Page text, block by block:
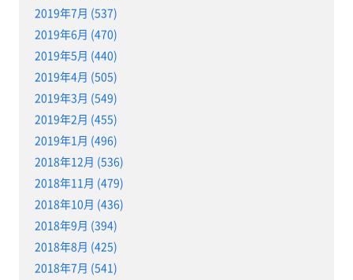
2019年7月 (537)
2019年6月 (470)
2019年5月 (440)
2019年4月 (505)
2019年3月 (549)
2019年2月 (455)
2019年1月 (496)
2018年12月 (536)
2018年11月 (479)
2018年10月 (436)
2018年9月 (394)
2018年8月 (425)
2018年7月 (541)